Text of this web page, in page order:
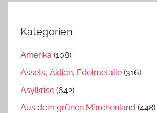
Kategorien
Amerika (108)
Assets, Aktien, Edelmetalle (316)
Asylkrise (642)
Aus dem grünen Märchenland (448)